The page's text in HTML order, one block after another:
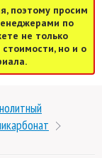
поэтому просим
по
не только
но и о